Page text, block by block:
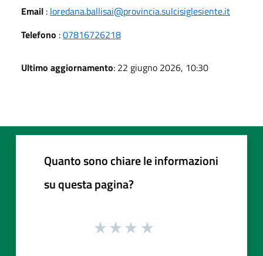
Email : loredana.ballisai@provincia.sulcisiglesiente.it
Telefono :07816726218
Ultimo aggiornamento: 22 giugno 2026, 10:30
Quanto sono chiare le informazioni
su questa pagina?